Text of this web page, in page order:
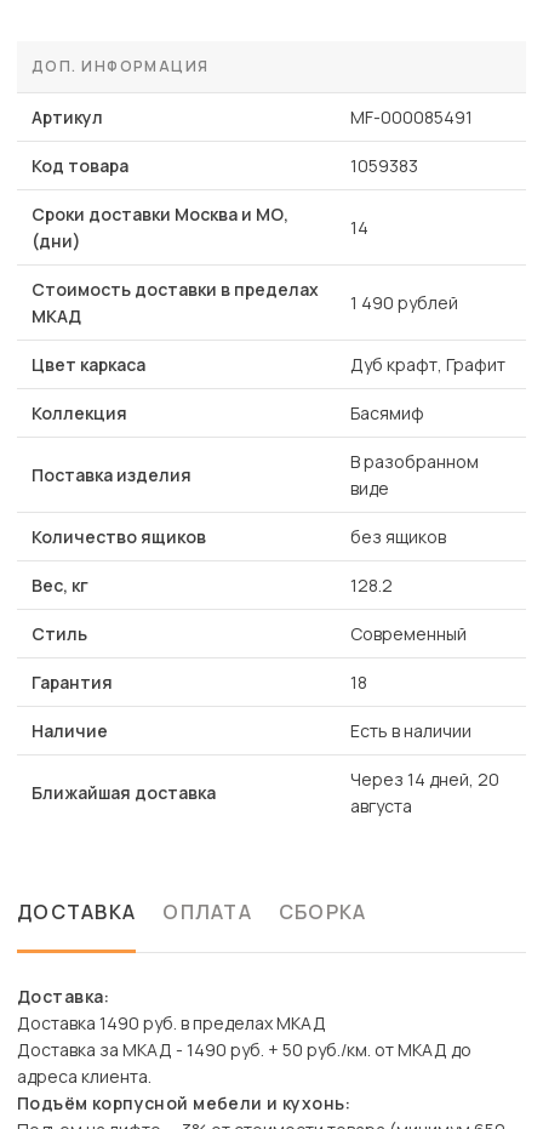
ДОП. ИНФОРМАЦИЯ
Артикул MF-000085491
Код товара 1059383
Сроки доставки Москва и МО,
(дни)
14
Стоимость доставки в пределах
МКАД
1 490 рублей
Цвет каркаса Дуб крафт, Графит
Коллекция Басямиф
Поставка изделия
В разобранном
виде
Количество ящиков без ящиков
Вес, кг 128.2
Стиль Современный
Гарантия 18
Наличие Есть в наличии
Ближайшая доставка
Через 14 дней, 20
августа
ДОСТАВКА ОПЛАТА СБОРКА
Доставка:
Доставка 1490 руб. в пределах МКАД
Доставка за МКАД - 1490 руб. + 50 руб./км. от МКАД до
адреса клиента.
Подъём корпусной мебели и кухонь: